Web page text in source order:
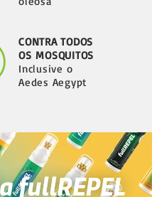
CONTRA TODOS
OSMOSQUITOS
Inclusive o
Aedes Aegypt